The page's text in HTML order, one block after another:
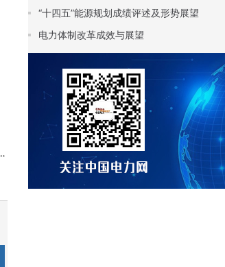
“十四五”能源规划成绩评述及形势展望
电力体制改革成效与展望